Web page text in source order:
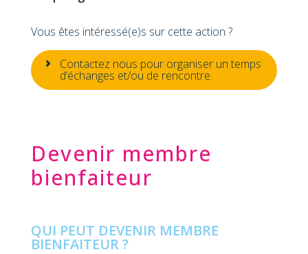
Vous êtes intéressé(e)s sur cette action ?
Contactez nous pour organiser un temps
d’échanges et/ou de rencontre.
Devenir membre
bienfaiteur
QUI PEUT DEVENIR MEMBRE
BIENFAITEUR ?